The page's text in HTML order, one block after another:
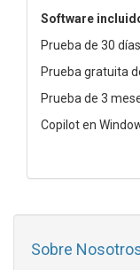
Software
Prueba de 30
Prueba gratuita
Prueba de 3
Copilot en
Sobre